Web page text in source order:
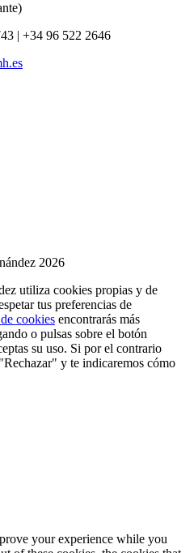
| +34 96 522 2646
2026
utiliza cookies propias y de
tus preferencias de
cookies encontrarás más
o pulsas sobre el botón
su uso. Si por el contrario
y te indicaremos cómo
your experience while you